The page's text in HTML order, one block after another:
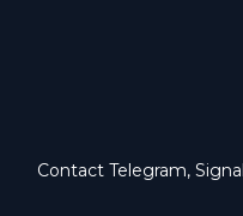
Contact Telegram,